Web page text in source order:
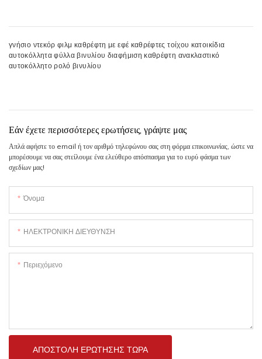
γνήσιο ντεκόρ φιλμ καθρέφτη με εφέ καθρέφτες τοίχου κατοικίδια
αυτοκόλλητα φύλλα βινυλίου διαφήμιση καθρέφτη ανακλαστικό
αυτοκόλλητο ρολό βινυλίου
Εάν έχετε περισσότερες ερωτήσεις, γράψτε μας
Απλά αφήστε το email ή τον αριθμό τηλεφώνου σας στη φόρμα επικοινωνίας, ώστε να
μπορέσουμε να σας στείλουμε ένα ελεύθερο απόσπασμα για το ευρύ φάσμα των
σχεδίων μας!
Όνομα
ΗΛΕΚΤΡΟΝΙΚΗ ΔΙΕΥΘΥΝΣΗ
Περιεχόμενο
ΑΠΟΣΤΟΛΉ ΕΡΏΤΗΣΗΣ ΤΏΡΑ